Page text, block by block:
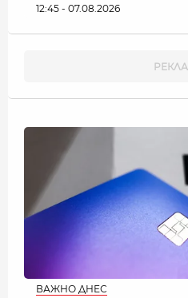
12:45 - 07.08.2026
ВАЖНО ДНЕС